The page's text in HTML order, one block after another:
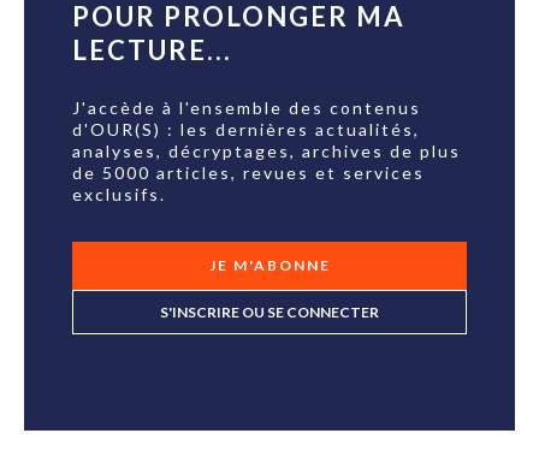
POUR PROLONGER MA
LECTURE...
J'accède à l'ensemble des contenus
d'OUR(S) : les dernières actualités,
analyses, décryptages, archives de plus
de 5000 articles, revues et services
exclusifs.
JE M'ABONNE
S'INSCRIRE OU SE CONNECTER